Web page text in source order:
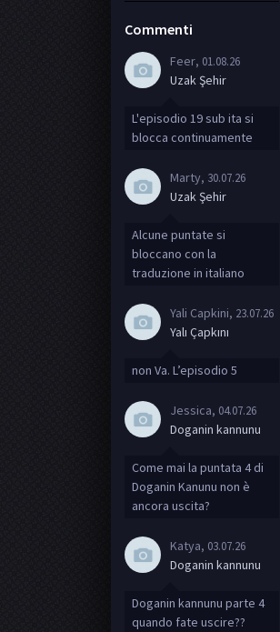
Commenti
Feer, 01.08.26
Uzak Şehir
L'episodio 19 sub ita si
blocca continuamente
Marty, 30.07.26
Uzak Şehir
Alcune puntate si
bloccano con la
traduzione in italiano
Yali Capkini, 23.07.26
Yalı Çapkını
non Va. L’episodio 5
Jessica, 04.07.26
Doganin kannunu
Come mai la puntata 4 di
Doganin Kanunu non è
ancora uscita?
Katya, 03.07.26
Doganin kannunu
Doganin kannunu parte 4
quando fate uscire??